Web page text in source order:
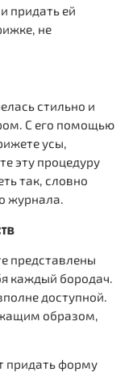
придать ей
не
стильно и
С его помощью
усы,
эту процедуру
так, словно
журнала.
представлены
каждый бородач.
доступной.
образом,
придать форму